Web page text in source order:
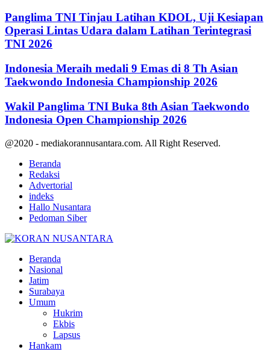
Panglima TNI Tinjau Latihan KDOL, Uji Kesiapan
Operasi Lintas Udara dalam Latihan Terintegrasi
TNI 2026
Indonesia Meraih medali 9 Emas di 8 Th Asian
Taekwondo Indonesia Championship 2026
Wakil Panglima TNI Buka 8th Asian Taekwondo
Indonesia Open Championship 2026
@2020 - mediakorannusantara.com. All Right Reserved.
Beranda
Redaksi
Advertorial
indeks
Hallo Nusantara
Pedoman Siber
Beranda
Nasional
Jatim
Surabaya
Umum
Hukrim
Ekbis
Lapsus
Hankam